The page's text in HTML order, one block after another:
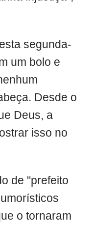
segunda-
um bolo e
Desde o
Deus, a
isso no
de "prefeito
o tornaram